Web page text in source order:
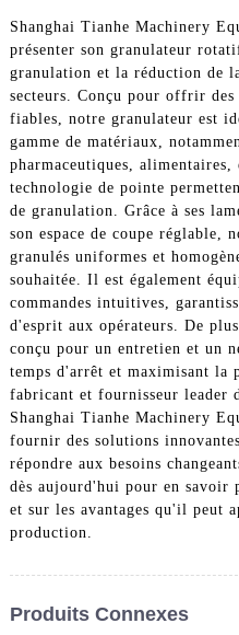
Shanghai Tianhe Machinery
présenter son granulateur
granulation et la réduction de
secteurs. Conçu pour offrir des
fiables, notre granulateur est
gamme de matériaux,
pharmaceutiques,
technologie de pointe
de granulation. Grâce à ses
son espace de coupe réglable,
granulés uniformes et
souhaitée. Il est également
commandes intuitives,
d'esprit aux opérateurs. De
conçu pour un entretien et un
temps d'arrêt et maximisant la
fabricant et fournisseur leader
Shanghai Tianhe Machinery
fournir des solutions
répondre aux besoins
dès aujourd'hui pour en
et sur les avantages qu'il peut
production.
Produits Connexes